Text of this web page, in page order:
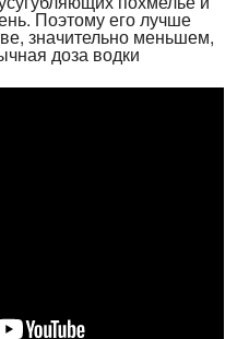
Поэтому его лучше
значительно меньшем,
доза водки